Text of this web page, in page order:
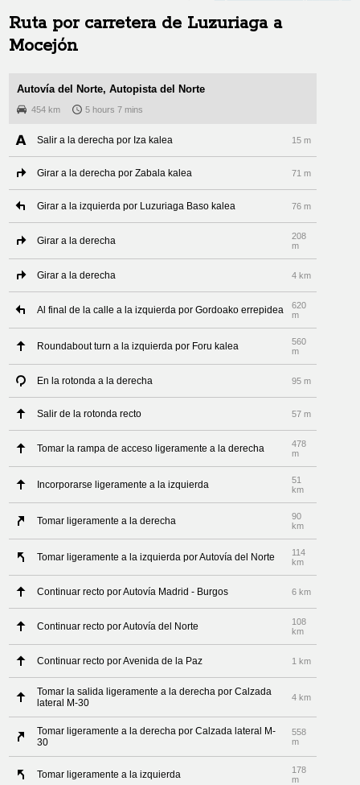
Ruta por carretera de Luzuriagaa
Mocejón
Autovía del Norte, Autopista del Norte
454 km 5 hours 7 mins
Salir a la derecha por Iza kalea 15 m
Girar a la derecha por Zabala kalea 71 m
Girar a la izquierda por Luzuriaga Baso kalea 76 m
Girar a la derecha
208
m
Girar a la derecha 4 km
Al final de la calle a la izquierda por Gordoako errepidea
620
m
Roundabout turn a la izquierda por Foru kalea
560
m
En la rotonda a la derecha 95 m
Salir de la rotonda recto 57 m
Tomar la rampa de acceso ligeramente a la derecha
478
m
Incorporarse ligeramente a la izquierda
51
km
Tomar ligeramente a la derecha
90
km
Tomar ligeramente a la izquierda por Autovía del Norte
114
km
Continuar recto por Autovía Madrid - Burgos 6 km
Continuar recto por Autovía del Norte
108
km
Continuar recto por Avenida de la Paz 1 km
Tomar la salida ligeramente a la derecha por Calzada
lateral M-30
4 km
Tomar ligeramente a la derecha por Calzada lateral M-
30
558
m
Tomar ligeramente a la izquierda
178
m